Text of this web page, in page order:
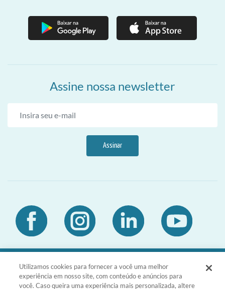
Assine nossa newsletter
Assinar
DIA Brasil Sociedade LTDA | CNPJ
03.476.811/0001-51 | Rua da Consolação,
Utilizamos cookies para fornecer a você uma melhor
experiência em nosso site, com conteúdo e anúncios para
você. Caso queira uma experiência mais personalizada, altere